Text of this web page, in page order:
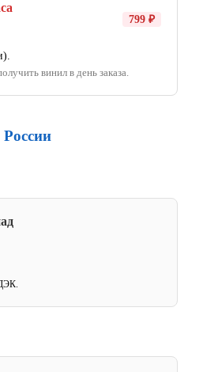
799 ₽
винил в день заказа.